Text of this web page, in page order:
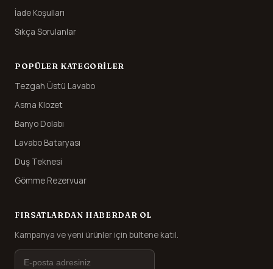
İade Koşulları
Sıkça Sorulanlar
POPÜLER KATEGORILER
Tezgah Üstü Lavabo
Asma Klozet
Banyo Dolabı
Lavabo Bataryası
Duş Teknesi
Gömme Rezervuar
FIRSATLARDAN HABERDAR OL
Kampanya ve yeni ürünler için bültene katıl.